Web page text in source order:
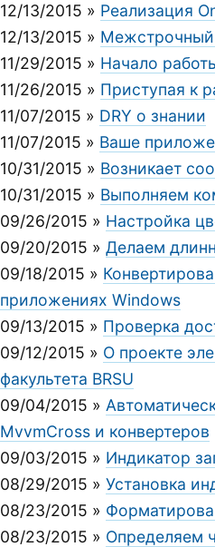
12/13/2015 » Реализация
12/13/2015 » Межстрочный
11/29/2015 » Начало
11/26/2015 » Приступая к
11/07/2015 » DRY о знании
11/07/2015 » Ваше
10/31/2015 » Возникает
10/31/2015 » Выполняем
09/26/2015 » Настройка
09/20/2015 » Делаем
09/18/2015 »
приложениях Windows
09/13/2015 » Проверка
09/12/2015 » О проекте
факультета BRSU
09/04/2015 »
MvvmCross и конвертеров
09/03/2015 » Индикатор
08/29/2015 » Установка
08/23/2015 »
08/23/2015 » Определяем